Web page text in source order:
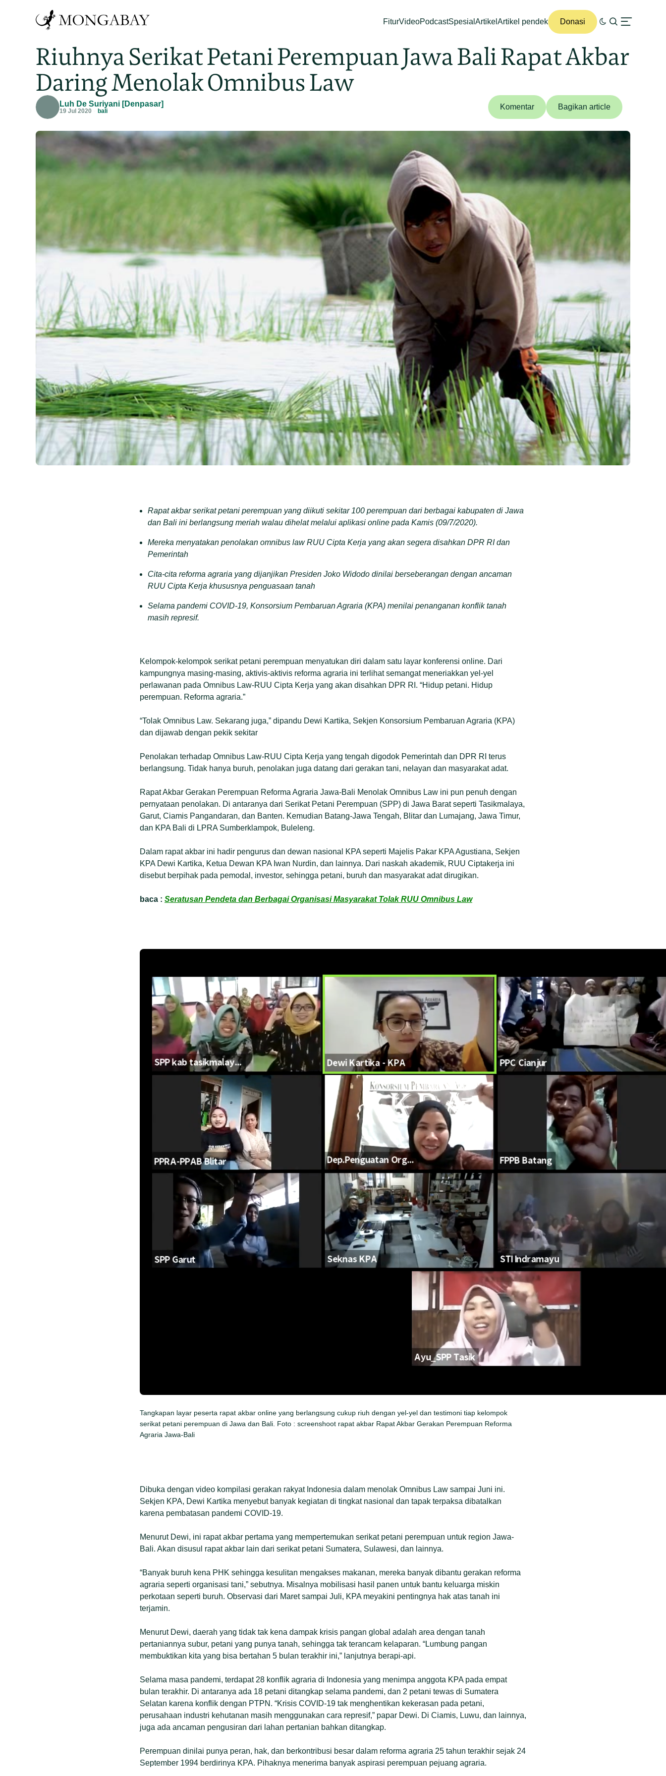
FiturVideoPodcastSpesial Artikel Artikel pendek Donasi
Riuhnya Serikat Petani Perempuan Jawa Bali Rapat Akbar
Daring Menolak Omnibus Law
Luh De Suriyani [Denpasar]
19 Jul 2020 bali Komentar Bagikan article
Rapat akbar serikat petani perempuan yang diikuti sekitar 100 perempuan dari berbagai kabupaten di Jawa
dan Bali ini berlangsung meriah walau dihelat melalui aplikasi online pada Kamis (09/7/2020).
Mereka menyatakan penolakan omnibus law RUU Cipta Kerja yang akan segera disahkan DPR RI dan
Pemerintah
Cita-cita reforma agraria yang dijanjikan Presiden Joko Widodo dinilai berseberangan dengan ancaman
RUU Cipta Kerja khususnya penguasaan tanah
Selama pandemi COVID-19, Konsorsium Pembaruan Agraria (KPA) menilai penanganan konflik tanah
masih represif.
Kelompok-kelompok serikat petani perempuan menyatukan diri dalam satu layar konferensi online. Dari
kampungnya masing-masing, aktivis-aktivis reforma agraria ini terlihat semangat meneriakkan yel-yel
perlawanan pada Omnibus Law-RUU Cipta Kerja yang akan disahkan DPR RI. “Hidup petani. Hidup
perempuan. Reforma agraria.”
“Tolak Omnibus Law. Sekarang juga,” dipandu Dewi Kartika, Sekjen Konsorsium Pembaruan Agraria (KPA)
dan dijawab dengan pekik sekitar
Penolakan terhadap Omnibus Law-RUU Cipta Kerja yang tengah digodok Pemerintah dan DPR RI terus
berlangsung. Tidak hanya buruh, penolakan juga datang dari gerakan tani, nelayan dan masyarakat adat.
Rapat Akbar Gerakan Perempuan Reforma Agraria Jawa-Bali Menolak Omnibus Law ini pun penuh dengan
pernyataan penolakan. Di antaranya dari Serikat Petani Perempuan (SPP) di Jawa Barat seperti Tasikmalaya,
Garut, Ciamis Pangandaran, dan Banten. Kemudian Batang-Jawa Tengah, Blitar dan Lumajang, Jawa Timur,
dan KPA Bali di LPRA Sumberklampok, Buleleng.
Dalam rapat akbar ini hadir pengurus dan dewan nasional KPA seperti Majelis Pakar KPA Agustiana, Sekjen
KPA Dewi Kartika, Ketua Dewan KPA Iwan Nurdin, dan lainnya. Dari naskah akademik, RUU Ciptakerja ini
disebut berpihak pada pemodal, investor, sehingga petani, buruh dan masyarakat adat dirugikan.
baca : Seratusan Pendeta dan Berbagai Organisasi Masyarakat Tolak RUU Omnibus Law
Tangkapan layar peserta rapat akbar online yang berlangsung cukup riuh dengan yel-yel dan testimoni tiap kelompok
serikat petani perempuan di Jawa dan Bali. Foto : screenshoot rapat akbar Rapat Akbar Gerakan Perempuan Reforma
Agraria Jawa-Bali
Dibuka dengan video kompilasi gerakan rakyat Indonesia dalam menolak Omnibus Law sampai Juni ini.
Sekjen KPA, Dewi Kartika menyebut banyak kegiatan di tingkat nasional dan tapak terpaksa dibatalkan
karena pembatasan pandemi COVID-19.
Menurut Dewi, ini rapat akbar pertama yang mempertemukan serikat petani perempuan untuk region Jawa-
Bali. Akan disusul rapat akbar lain dari serikat petani Sumatera, Sulawesi, dan lainnya.
“Banyak buruh kena PHK sehingga kesulitan mengakses makanan, mereka banyak dibantu gerakan reforma
agraria seperti organisasi tani,” sebutnya. Misalnya mobilisasi hasil panen untuk bantu keluarga miskin
perkotaan seperti buruh. Observasi dari Maret sampai Juli, KPA meyakini pentingnya hak atas tanah ini
terjamin.
Menurut Dewi, daerah yang tidak tak kena dampak krisis pangan global adalah area dengan tanah
pertaniannya subur, petani yang punya tanah, sehingga tak terancam kelaparan. “Lumbung pangan
membuktikan kita yang bisa bertahan 5 bulan terakhir ini,” lanjutnya berapi-api.
Selama masa pandemi, terdapat 28 konflik agraria di Indonesia yang menimpa anggota KPA pada empat
bulan terakhir. Di antaranya ada 18 petani ditangkap selama pandemi, dan 2 petani tewas di Sumatera
Selatan karena konflik dengan PTPN. “Krisis COVID-19 tak menghentikan kekerasan pada petani,
perusahaan industri kehutanan masih menggunakan cara represif,” papar Dewi. Di Ciamis, Luwu, dan lainnya,
juga ada ancaman pengusiran dari lahan pertanian bahkan ditangkap.
Perempuan dinilai punya peran, hak, dan berkontribusi besar dalam reforma agraria 25 tahun terakhir sejak 24
September 1994 berdirinya KPA. Pihaknya menerima banyak aspirasi perempuan pejuang agraria.